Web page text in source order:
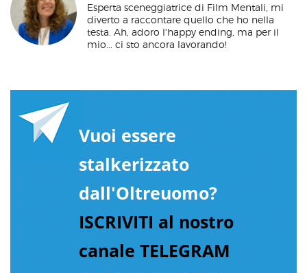
Esperta sceneggiatrice di Film Mentali, mi
diverto a raccontare quello che ho nella
testa. Ah, adoro l'happy ending, ma per il
mio... ci sto ancora lavorando!
Vuoi essere
stalkerizzato
dall'Oltreuomo?
ISCRIVITI al nostro
canale TELEGRAM